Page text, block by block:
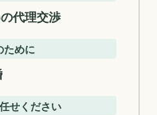
代理交渉
ために
せください